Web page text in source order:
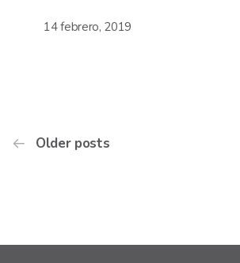
14 febrero, 2019
Older posts